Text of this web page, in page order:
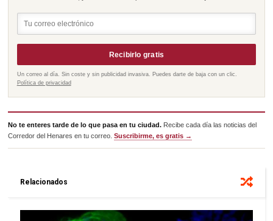
Recibirlo gratis
Un correo al día. Sin coste y sin publicidad invasiva. Puedes darte de baja con un clic.
Política de privacidad
No te enteres tarde de lo que pasa en tu ciudad. Recibe cada día las noticias del
Corredor del Henares en tu correo.Suscribirme, es gratis →
Relacionados